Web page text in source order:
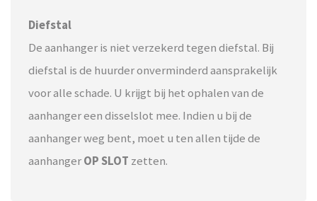
Diefstal
De aanhanger is niet verzekerd tegen diefstal. Bij
diefstal is de huurder onverminderd aansprakelijk
voor alle schade. U krijgt bij het ophalen van de
aanhanger een disselslot mee. Indien u bij de
aanhanger weg bent, moet u ten allen tijde de
aanhangerOP SLOT zetten.